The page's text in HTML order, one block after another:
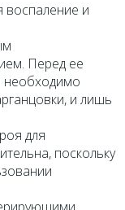
воспаление и
Перед ее
необходимо
и лишь
для
поскольку